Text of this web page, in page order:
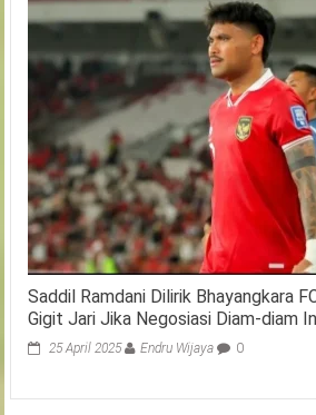
Saddil Ramdani Dilirik Bhayangkara
Gigit Jari Jika Negosiasi Diam-diam
25 April 2025 Endru Wijaya 0